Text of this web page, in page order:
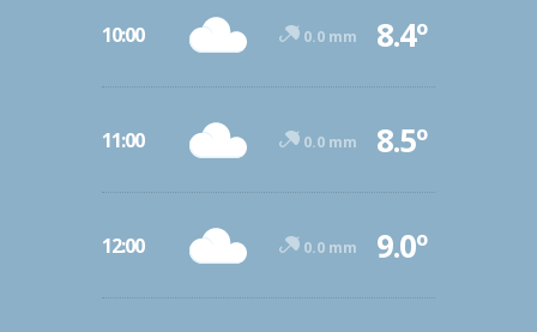
10:00 0.0 mm 8.4º
11:00 0.0 mm 8.5º
12:00 0.0 mm 9.0º